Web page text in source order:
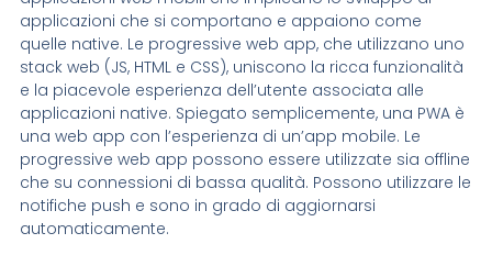
applicazioni che si comportano e appaiono come
quelle native. Le progressive web app, che utilizzano uno
stack web (JS, HTML e CSS), uniscono la ricca funzionalità
e la piacevole esperienza dell’utente associata alle
applicazioni native. Spiegato semplicemente, una PWA è
una web app con l’esperienza di un’app mobile. Le
progressive web app possono essere utilizzate sia offline
che su connessioni di bassa qualità. Possono utilizzare le
notifiche push e sono in grado di aggiornarsi
automaticamente.